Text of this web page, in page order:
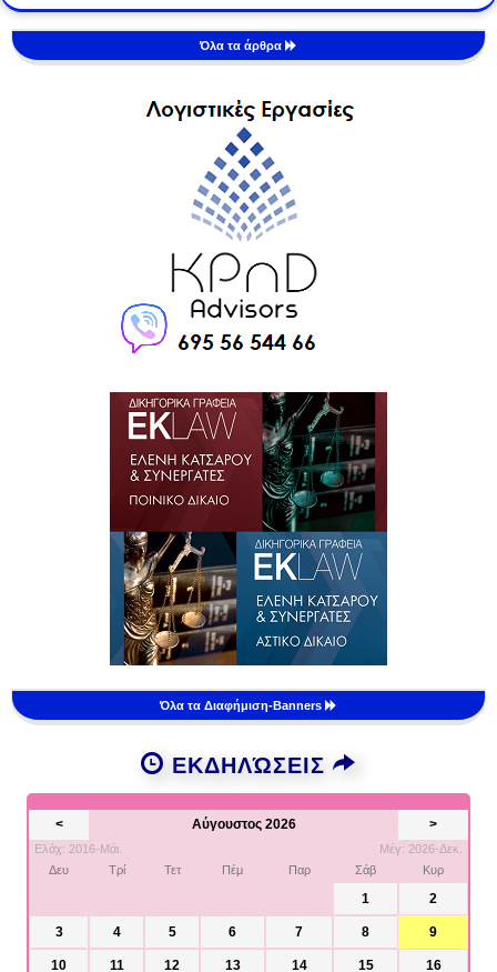
Όλα τα άρθρα
Όλα τα Διαφήμιση-Banners
ΕΚΔΗΛΏΣΕΙΣ
< Αύγουστος 2026 >
Ελάχ: 2016-Μάι.
Μέγ: 2026-Δεκ.
Δευ
Τρί Τετ Πέμ Παρ Σάβ Κυρ
1 2
3 4 5 6 7 8 9
10 11 12 13 14 15 16